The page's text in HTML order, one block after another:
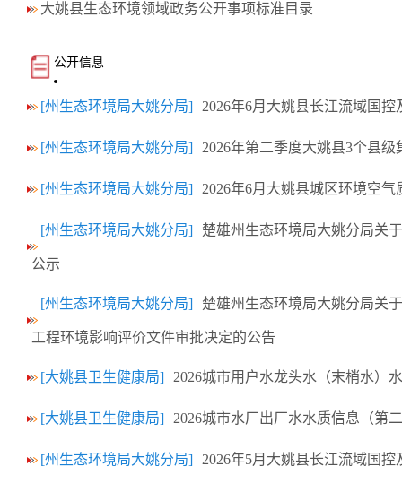
大姚县生态环境领域政务公开事项标准目录
公开信息
[州生态环境局大姚分局] 2026年6月大姚县长江流域国
[州生态环境局大姚分局] 2026年第二季度大姚县3个县
[州生态环境局大姚分局] 2026年6月大姚县城区环境空
[州生态环境局大姚分局] 楚雄州生态环境局大姚分局关
公示
[州生态环境局大姚分局] 楚雄州生态环境局大姚分局关
工程环境影响评价文件审批决定的公告
[大姚县卫生健康局] 2026城市用户水龙头水（末梢水）
[大姚县卫生健康局] 2026城市水厂出厂水水质信息（第
[州生态环境局大姚分局] 2026年5月大姚县长江流域国